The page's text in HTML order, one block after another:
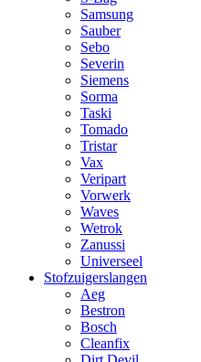
Samsung
Sauber
Sebo
Severin
Siemens
Sorma
Taski
Tomado
Tristar
Vax
Veripart
Vorwerk
Waves
Wetrok
Zanussi
Universeel
Stofzuigerslangen
Aeg
Bestron
Bosch
Cleanfix